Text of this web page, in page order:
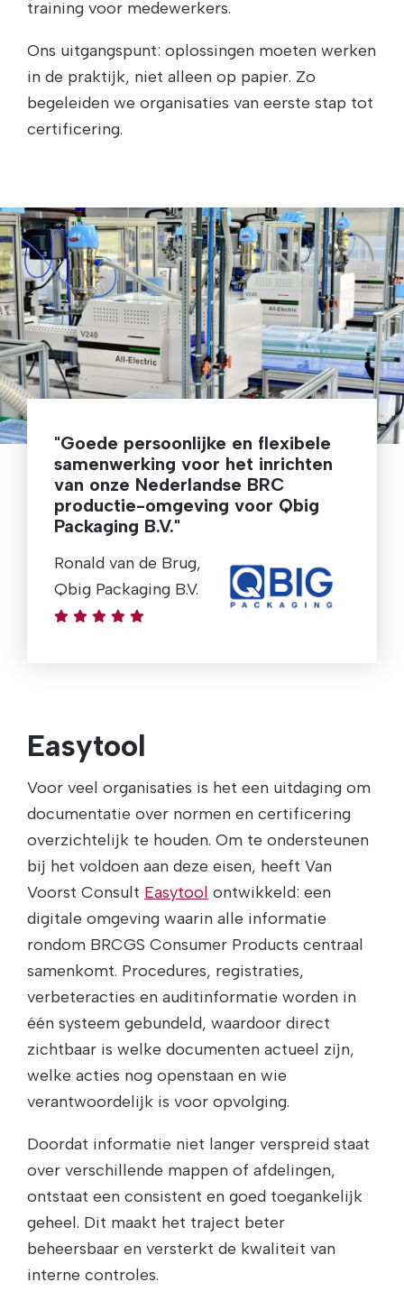
training voor medewerkers.
Ons uitgangspunt: oplossingen moeten werken
in de praktijk, niet alleen op papier. Zo
begeleiden we organisaties van eerste stap tot
certificering.
"Goede persoonlijke en flexibele
samenwerking voor het inrichten
van onze Nederlandse BRC
productie-omgeving voor Qbig
Packaging B.V."
Ronald van de Brug,
Qbig Packaging B.V.
Easytool
Voor veel organisaties is het een uitdaging om
documentatie over normen en certificering
overzichtelijk te houden. Om te ondersteunen
bij het voldoen aan deze eisen, heeft Van
Voorst Consult Easytool ontwikkeld: een
digitale omgeving waarin alle informatie
rondom BRCGS Consumer Products centraal
samenkomt. Procedures, registraties,
verbeteracties en auditinformatie worden in
één systeem gebundeld, waardoor direct
zichtbaar is welke documenten actueel zijn,
welke acties nog openstaan en wie
verantwoordelijk is voor opvolging.
Doordat informatie niet langer verspreid staat
over verschillende mappen of afdelingen,
ontstaat een consistent en goed toegankelijk
geheel. Dit maakt het traject beter
beheersbaar en versterkt de kwaliteit van
interne controles.